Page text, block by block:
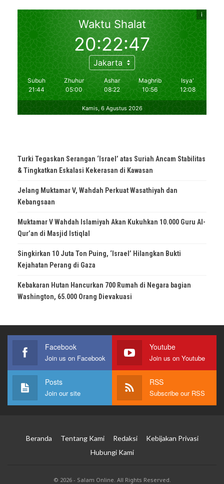
Turki Tegaskan Serangan ‘Israel’ atas Suriah Ancam Stabilitas
& Tingkatkan Eskalasi Kekerasan di Kawasan
Jelang Muktamar V, Wahdah Perkuat Wasathiyah dan
Kebangsaan
Muktamar V Wahdah Islamiyah Akan Kukuhkan 10.000 Guru Al-
Qur’an di Masjid Istiqlal
Singkirkan 10 Juta Ton Puing, ‘Israel’ Hilangkan Bukti
Kejahatan Perang di Gaza
Kebakaran Hutan Hancurkan 700 Rumah di Negara bagian
Washington, 65.000 Orang Dievakuasi
Facebook
Join us on Facebook
Youtube
Join us on Youtube
Posts
Join our site
RSS
Subscribe our RSS
Beranda Tentang Kami Redaksi
Kebijakan Privasi
Hubungi Kami
© 2026 - Salam Online. All Rights Reserved.